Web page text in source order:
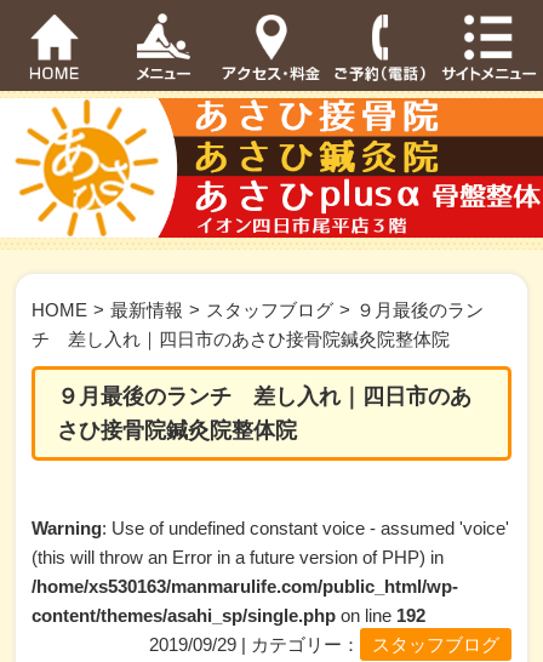
HOME > 最新情報 > スタッフブログ > ９月最後のラン
チ 差し入れ｜四日市のあさひ接骨院鍼灸院整体院
９月最後のランチ 差し入れ｜四日市のあ
さひ接骨院鍼灸院整体院
Warning: Use of undefined constant voice - assumed 'voice'
(this will throw an Error in a future version of PHP) in
/home/xs530163/manmarulife.com/public_html/wp-
content/themes/asahi_sp/single.php on line 192
2019/09/29 | カテゴリー：
スタッフブログ